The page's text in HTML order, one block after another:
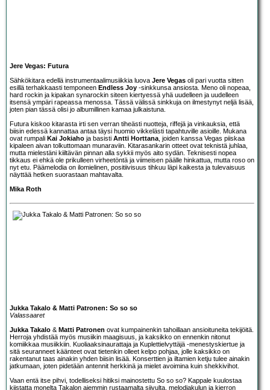
Jere Vegas: Futura
Sähkökitara edellä instrumentaalimusiikkia luova Jere Vegas oli pari vuotta sitten
esillä terhakkaasti temponeen Endless Joy -sinkkunsa ansiosta. Meno oli nopeaa,
hard rockin ja kipakan synarockin siteen kiertyessä yhä uudelleen ja uudelleen
itsensä ympäri rapeassa menossa. Tässä välissä sinkkuja on ilmestynyt neljä lisää,
joten pian tässä olisi jo albumillinen kamaa julkaistuna.
Futura kiskoo kitarasta irti sen verran tiheästi nuotteja, riffejä ja vinkauksia, että
biisin edessä kannattaa antaa täysi huomio vikkelästi tapahtuville asioille. Mukana
ovat rumpali Kai Jokiaho ja basisti Antti Horttana , joiden kanssa Vegas piiskaa
kipaleen aivan tolkuttomaan munaraviin. Kitarasankarin otteet ovat teknistä juhlaa,
mutta mielestäni kiiltävän pinnan alla sykkii myös aito sydän. Teknisesti nopea
tikkaus ei ehkä ole prikulleen virheetöntä ja viimeisen päälle hinkattua, mutta roso on
nyt etu. Päämelodia on ilomielinen, positiivisuus tihkuu läpi kaikesta ja tulevaisuus
näyttää hetken suorastaan mahtavalta.
Mika Roth
Jukka Takalo & Matti Patronen: So so so
Valassaaret
Jukka Takalo & Matti Patronen ovat kumpainenkin tahoillaan ansioituneita tekijöitä.
Herroja yhdistää myös musiikin maagisuus, ja kaksikko on ennenkin nitonut
komiikkaa musiikkiin. Kuoliaaksinaurattaja ja Kuplettielvyttäjä -menestyskiertue ja
sitä seuranneet käänteet ovat tietenkin olleet kelpo pohjaa, jolle kaksikko on
rakentanut taas ainakin yhden biisin lisää. Konserttien ja iltamien ketju tulee ainakin
jatkumaan, joten pidetään antennit herkkinä ja mielet avoimina kuin shekkivihot.
Vaan entä itse pihvi, todelliseksi hitiksi mainostettu So so so? Kappale kuulostaa
kiistatta monelta Takalon aiemmin rustaamalta siivulta, melodiakulun ja kierron